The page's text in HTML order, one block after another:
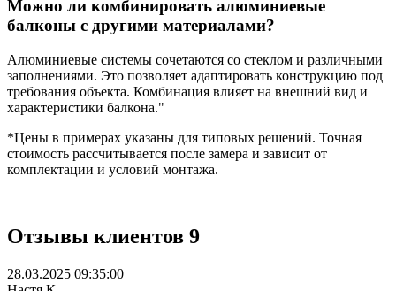
Можно ли комбинировать алюминиевые
балконы с другими материалами?
Алюминиевые системы сочетаются со стеклом и различными
заполнениями. Это позволяет адаптировать конструкцию под
требования объекта. Комбинация влияет на внешний вид и
характеристики балкона."
*Цены в примерах указаны для типовых решений. Точная
стоимость рассчитывается после замера и зависит от
комплектации и условий монтажа.
Отзывы клиентов 9
28.03.2025 09:35:00